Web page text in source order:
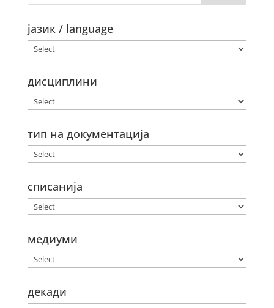
јазик / language
дисциплини
тип на документација
списанија
медиуми
декади